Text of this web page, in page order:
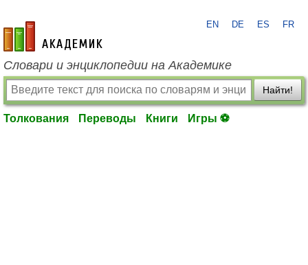
academic.ru
EN DE ES FR
Словари и энциклопедии на Академике
Найти!
Толкования Переводы Книги Игры ⚽